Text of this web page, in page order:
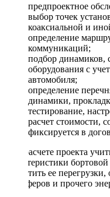
предпроектное
выбор точек
коаксиальной и
определение
коммуникаций;
подбор динамиков,
оборудования с
автомобиля;
определение
динамики,
тестирование,
расчет стоимости,
фиксируется в
При расчете проекта
характеристики
допустить ее
сабвуферов и прочего